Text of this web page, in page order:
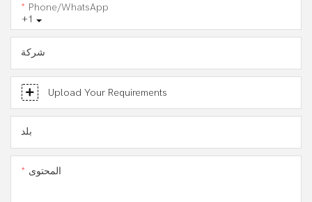
+1
Phone/WhatsApp
شركة
Upload Your Requirements
بلد
المحتوى